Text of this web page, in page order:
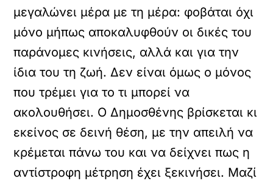
μεγαλώνει μέρα με τη μέρα: φοβάται όχι
μόνο μήπως αποκαλυφθούν οι δικές του
παράνομες κινήσεις, αλλά και για την
ίδια του τη ζωή. Δεν είναι όμως ο μόνος
που τρέμει για το τι μπορεί να
ακολουθήσει. Ο Δημοσθένης βρίσκεται κι
εκείνος σε δεινή θέση, με την απειλή να
κρέμεται πάνω του και να δείχνει πως η
αντίστροφη μέτρηση έχει ξεκινήσει. Μαζί